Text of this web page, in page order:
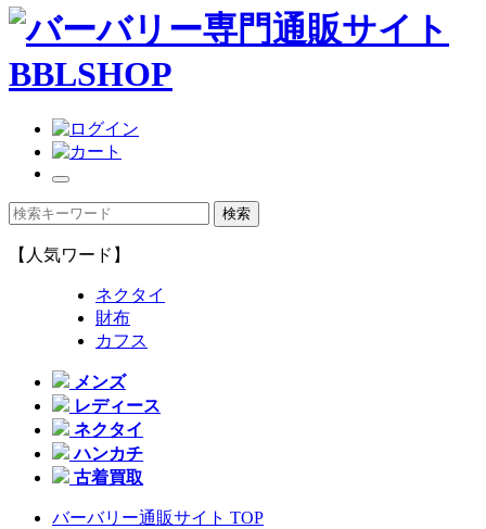
【人気ワード】
ネクタイ
財布
カフス
メンズ
レディース
ネクタイ
ハンカチ
古着買取
バーバリー通販サイト TOP